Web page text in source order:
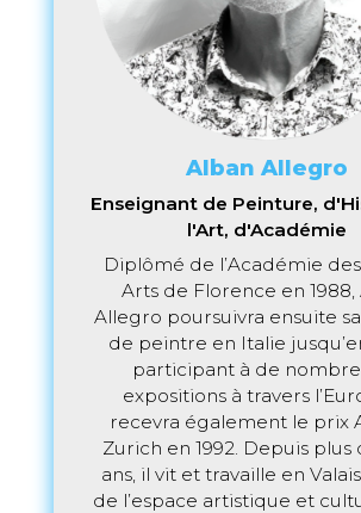
Alban Allegro
Enseignant de Peinture,
l'Art, d'Académie
Diplômé de l’Académie
Arts de Florence en 1988,
Allegro poursuivra ensuite
de peintre en Italie
participant à de
expositions à travers
recevra également le prix
Zurich en 1992. Depuis plus
ans, il vit et travaille en
de l’espace artistique et